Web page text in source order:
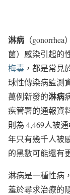
淋病 （
菌）感染引起的
梅毒 ，都是常見
球性傳染病監測
萬例新發的淋病
疾管署的通報資
則為 4,469人被
年只有幾千人被
的黑數可能還有
淋病是一種性病
羞於尋求治療的